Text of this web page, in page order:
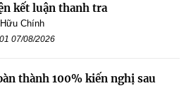
kết luận thanh tra
Hữu Chính
07/08/2026
thành 100% kiến nghị sau